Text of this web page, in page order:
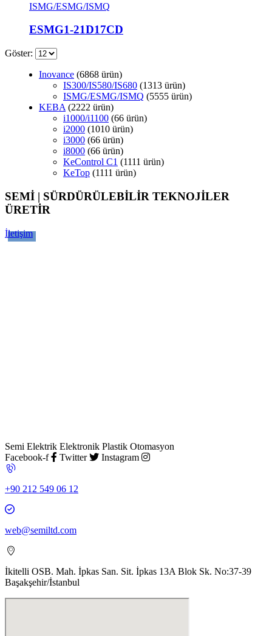
ISMG/ESMG/ISMQ
ESMG1-21D17CD
Göster:
Inovance 6868 ürün
IS300/IS580/IS680 1313 ürün
ISMG/ESMG/ISMQ
5555 ürün
KEBA
2222 ürün
i1000/i1100 66 ürün
i2000 1010 ürün
i3000 66 ürün
i8000 66 ürün
KeControl C1
1111 ürün
KeTop 1111 ürün
SEMİ | SÜRDÜRÜLEBİLİR TEKNOJİLER
ÜRETİR
İletişim
Semi Elektrik Elektronik Plastik Otomasyon
Facebook-f
Twitter Instagram
+90 212 549 06 12
web@semiltd.com
İkitelli OSB. Mah. İpkas San. Sit. İpkas 13A Blok Sk. No:37-39
Başakşehir/İstanbul